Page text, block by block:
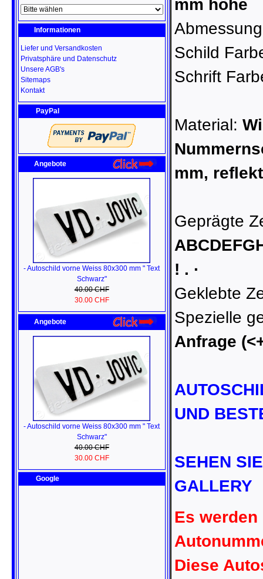
Informationen
Liefer und Versandkosten
Privatsphäre und Datenschutz
Unsere AGB's
Sitemaps
Kontakt
PayPal
Angebote
- Autoschild vorne Weiss 80x300 mm " Text
Schwarz"
40.00 CHF
30.00 CHF
Angebote
- Autoschild vorne Weiss 80x300 mm " Text
Schwarz"
40.00 CHF
30.00 CHF
Google
mm höhe
Schild
Schrift
Material:
mm,
Geprägte
! . ·
Geklebte
Spezielle
Anfrage
UND
SEHEN
GALLERY
Es
Diese